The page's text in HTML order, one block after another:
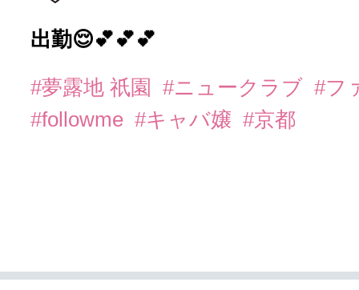
出勤😌💕💕💕
#夢露地 祇園 #ニュークラブ #フ
#followme #キャバ嬢 #京都